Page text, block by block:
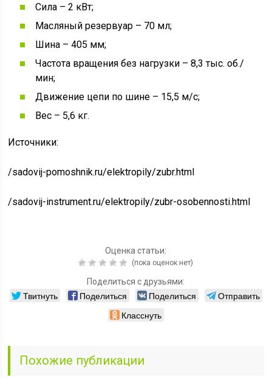
Сила – 2 кВт;
Масляный резервуар – 70 мл;
Шина – 405 мм;
Частота вращения без нагрузки – 8,3 тыс. об./
мин;
Движение цепи по шине – 15,5 м/с;
Вес – 5,6 кг.
Источники:
/sadovij-pomoshnik.ru/elektropily/zubr.html
/sadovij-instrument.ru/elektropily/zubr-osobennosti.html
Оценка статьи:
(пока оценок нет)
Поделиться с друзьями:
Твитнуть Поделиться Поделиться
Отправить
Класснуть
Похожие публикации